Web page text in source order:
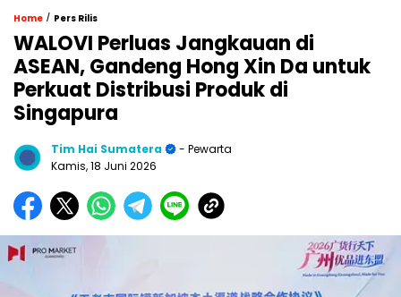
Home / Pers Rilis
WALOVI Perluas Jangkauan di
ASEAN, Gandeng Hong Xin Da untuk
Perkuat Distribusi Produk di
Singapura
Tim Hai Sumatera
- Pewarta
Kamis, 18 Juni 2026